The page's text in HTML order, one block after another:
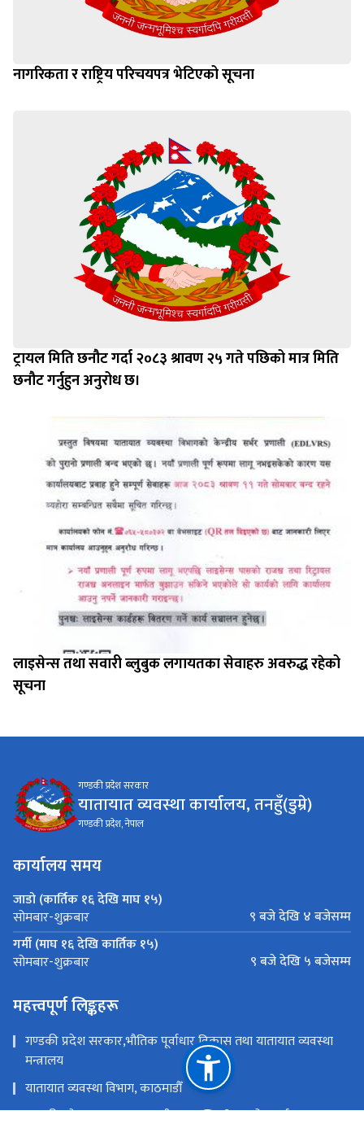
नागरिकता र राष्ट्रिय परिचयपत्र भेटिएको सूचना
ट्रायल मिति छनौट गर्दा २०८३ श्रावण २५ गते पछिको मात्र मिति
छनौट गर्नुहुन अनुरोध छ।
लाइसेन्स तथा सवारी ब्लुबुक लगायतका सेवाहरु अवरुद्ध रहेको
सूचना
गण्डकी प्रदेश सरकार
यातायात व्यवस्था कार्यालय, तनहुँ(डुम्रे)
गण्डकी प्रदेश, नेपाल
कार्यालय समय
जाडो (कार्तिक १६ देखि माघ १५)
सोमबार-शुक्रबार
९ बजे देखि ४ बजेसम्म
गर्मी (माघ १६ देखि कार्तिक १५)
सोमबार-शुक्रबार ९ बजे देखि ५ बजेसम्म
महत्त्वपूर्ण लिङ्कहरू
गण्डकी प्रदेश सरकार,भौतिक पूर्वाधार विकास तथा यातायात व्यवस्था
मन्त्रालय
यातायात व्यवस्था विभाग, काठमाडौँ
गण्डकी प्रदेश सरकार,मुख्यमन्त्री तथा मन्त्रिपरिषद्को कार्यालय